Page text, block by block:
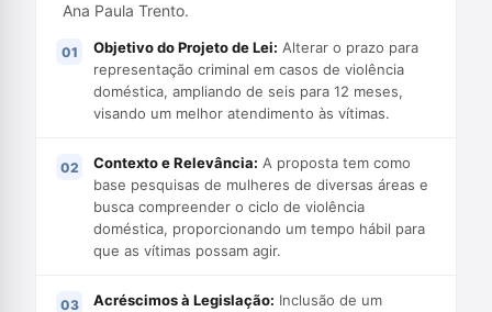
Ana Paula Trento.
Objetivo do Projeto de Lei: Alterar o prazo para
representação criminal em casos de violência
doméstica, ampliando de seis para 12 meses,
visando um melhor atendimento às vítimas.
Contexto e Relevância: A proposta tem como
base pesquisas de mulheres de diversas áreas e
busca compreender o ciclo de violência
doméstica, proporcionando um tempo hábil para
que as vítimas possam agir.
Acréscimos à Legislação: Inclusão de um